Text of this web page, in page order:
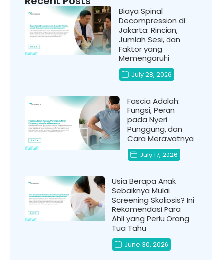
Biaya Spinal
Decompression di
Jakarta: Rincian,
Jumlah Sesi, dan
Faktor yang
Memengaruhi
July 28, 2026
Fascia Adalah:
Fungsi, Peran
pada Nyeri
Punggung, dan
Cara Merawatnya
July 17, 2026
Usia Berapa Anak
Sebaiknya Mulai
Screening Skoliosis? Ini
Rekomendasi Para
Ahli yang Perlu Orang
Tua Tahu
June 30, 2026